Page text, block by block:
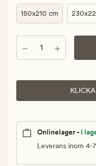
2
799,90
150x210 cm
Antal
Onlinelager - I
Leverans inom 4-